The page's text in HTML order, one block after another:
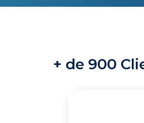
+ de 900